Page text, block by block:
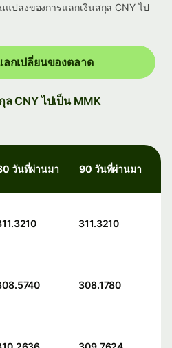
ปลงของการแลกเงินสกุล CNY ไป
กเปลี่ยนของตลาด
ล CNY ไปเป็น MMK
วันที่ผ่านมา 90 วันที่ผ่านมา
311.3210
308.1780